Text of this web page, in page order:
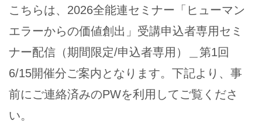
こちらは、2026全能連セミナー「ヒューマン
エラーからの価値創出」受講申込者専用セミ
ナー配信（期間限定/申込者専用）＿第1回
6/15開催分ご案内となります。下記より、事
前にご連絡済みのPWを利用してご覧くださ
い。